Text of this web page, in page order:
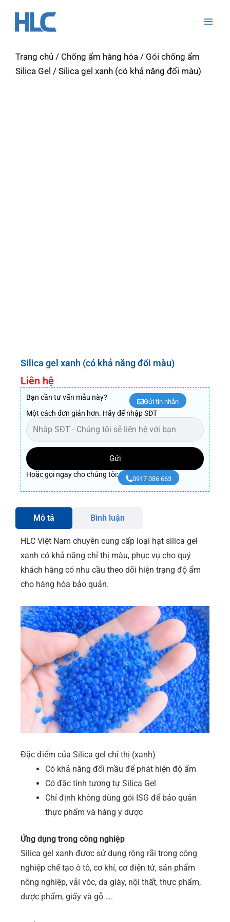
Trang chủ / Chống ẩm hàng hóa / Gói chống ẩm
Silica Gel / Silica gel xanh (có khả năng đổi màu)
Silica gel xanh (có khả năng đổi màu)
Liên hệ
Bạn cần tư vấn mẫu này?
Gửi tin nhắn
Một cách đơn giản hơn. Hãy để nhập SĐT
Gửi
Hoặc gọi ngay cho chúng tôi:
0917 086 663
Mô tả Bình luận
HLC Việt Nam chuyên cung cấp loại hạt silica gel
xanh có khả năng chỉ thị màu, phục vụ cho quý
khách hàng có nhu cầu theo dõi hiện trạng độ ẩm
cho hàng hóa bảo quản.
Đặc điểm của Silica gel chỉ thị (xanh)
Có khả năng đổi mầu để phát hiện độ ẩm
Có đặc tính tương tự Silica Gel
Chỉ định không dùng gói ISG để bảo quản
thực phẩm và hàng y dược
Ứng dụng trong công nghiệp
Silica gel xanh được sử dụng rộng rãi trong công
nghiệp chế tạo ô tô, cơ khí, cơ điện tử, sản phẩm
nông nghiệp, vải vóc, da giày, nội thất, thực phẩm,
dược phẩm, giấy và gỗ ….